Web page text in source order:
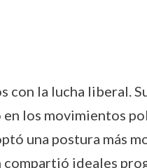
con la lucha liberal.
en los movimientos
una postura más
compartió ideales